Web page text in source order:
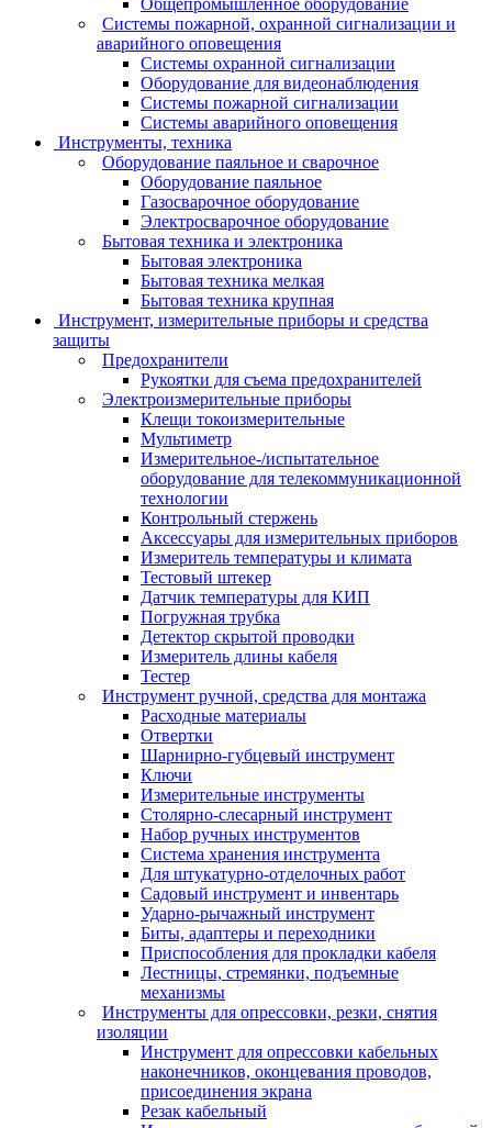
Общепромышленное оборудование
Системы пожарной, охранной сигнализации и
аварийного оповещения
Системы охранной сигнализации
Оборудование для видеонаблюдения
Системы пожарной сигнализации
Системы аварийного оповещения
Инструменты, техника
Оборудование паяльное и сварочное
Оборудование паяльное
Газосварочное оборудование
Электросварочное оборудование
Бытовая техника и электроника
Бытовая электроника
Бытовая техника мелкая
Бытовая техника крупная
Инструмент, измерительные приборы и средства
защиты
Предохранители
Рукоятки для съема предохранителей
Электроизмерительные приборы
Клещи токоизмерительные
Мультиметр
Измерительное-/испытательное
оборудование для телекоммуникационной
технологии
Контрольный стержень
Аксессуары для измерительных приборов
Измеритель температуры и климата
Тестовый штекер
Датчик температуры для КИП
Погружная трубка
Детектор скрытой проводки
Измеритель длины кабеля
Тестер
Инструмент ручной, средства для монтажа
Расходные материалы
Отвертки
Шарнирно-губцевый инструмент
Ключи
Измерительные инструменты
Столярно-слесарный инструмент
Набор ручных инструментов
Система хранения инструмента
Для штукатурно-отделочных работ
Садовый инструмент и инвентарь
Ударно-рычажный инструмент
Биты, адаптеры и переходники
Приспособления для прокладки кабеля
Лестницы, стремянки, подъемные
механизмы
Инструменты для опрессовки, резки, снятия
изоляции
Инструмент для опрессовки кабельных
наконечников, оконцевания проводов,
присоединения экрана
Резак кабельный